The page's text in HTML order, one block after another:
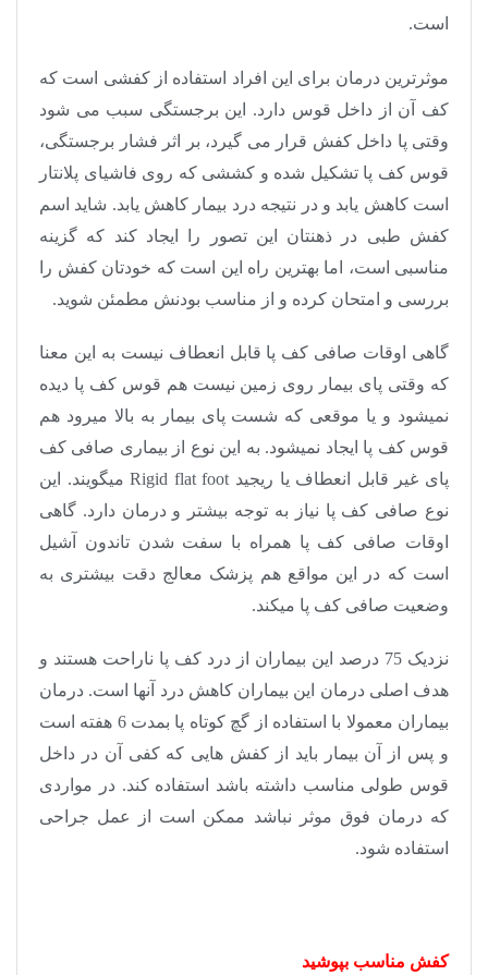
است.
موثرترین درمان برای این افراد استفاده از کفشی است که
کف آن از داخل قوس دارد. این برجستگی سبب می شود
وقتی پا داخل کفش قرار می گیرد، بر اثر فشار برجستگی،
قوس کف پا تشکیل شده و کششی که روی فاشیای پلانتار
است کاهش یابد و در نتیجه درد بیمار کاهش یابد. شاید اسم
کفش طبی در ذهنتان این تصور را ایجاد کند که گزینه
مناسبی است، اما بهترین راه این است که خودتان کفش را
بررسی و امتحان کرده و از مناسب بودنش مطمئن شوید.
گاهی اوقات صافی کف پا قابل انعطاف نیست به این معنا
که وقتی پای بیمار روی زمین نیست هم قوس کف پا دیده
نمیشود و یا موقعی که شست پای بیمار به بالا میرود هم
قوس کف پا ایجاد نمیشود. به این نوع از بیماری صافی کف
پای غیر قابل انعطاف یا ریجید Rigid flat foot میگویند. این
نوع صافی کف پا نیاز به توجه بیشتر و درمان دارد. گاهی
اوقات صافی کف پا همراه با سفت شدن تاندون آشیل
است که در این مواقع هم پزشک معالج دقت بیشتری به
وضعیت صافی کف پا میکند.
نزدیک 75 درصد این بیماران از درد کف پا ناراحت هستند و
هدف اصلی درمان این بیماران کاهش درد آنها است. درمان
بیماران معمولا با استفاده از گچ کوتاه پا بمدت 6 هفته است
و پس از آن بیمار باید از کفش هایی که کفی آن در داخل
قوس طولی مناسب داشته باشد استفاده کند. در مواردی
که درمان فوق موثر نباشد ممکن است از عمل جراحی
استفاده شود.
کفش مناسب بپوشید